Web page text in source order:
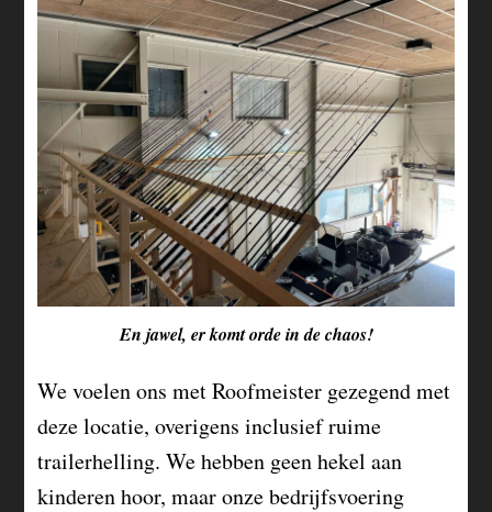
En jawel, er komt orde in de chaos!
We voelen ons met Roofmeister gezegend met
deze locatie, overigens inclusief ruime
trailerhelling. We hebben geen hekel aan
kinderen hoor, maar onze bedrijfsvoering